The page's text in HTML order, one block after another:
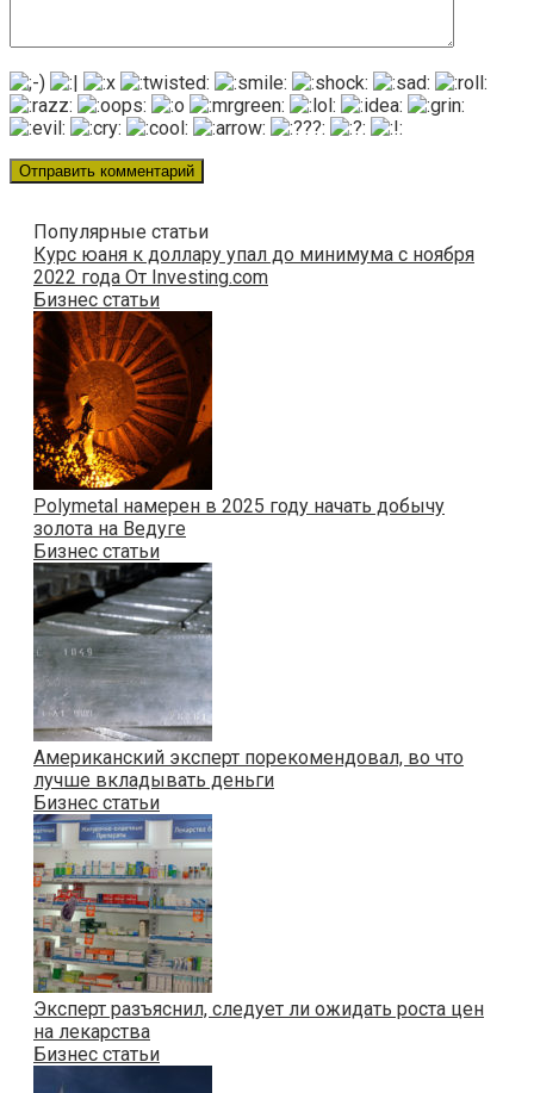
Популярные статьи
Курс юаня к доллару упал до минимума с ноября
2022 года От Investing.com
Бизнес статьи
Polymetal намерен в 2025 году начать добычу
золота на Ведуге
Бизнес статьи
Американский эксперт порекомендовал, во что
лучше вкладывать деньги
Бизнес статьи
Эксперт разъяснил, следует ли ожидать роста цен
на лекарства
Бизнес статьи